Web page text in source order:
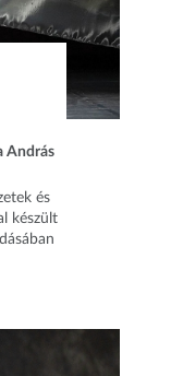
András
és
készült